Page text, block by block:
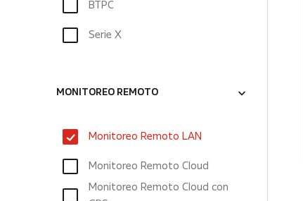
BTPC
Serie X
MONITOREO REMOTO
Monitoreo Remoto LAN
Monitoreo Remoto Cloud
Monitoreo Remoto Cloud con